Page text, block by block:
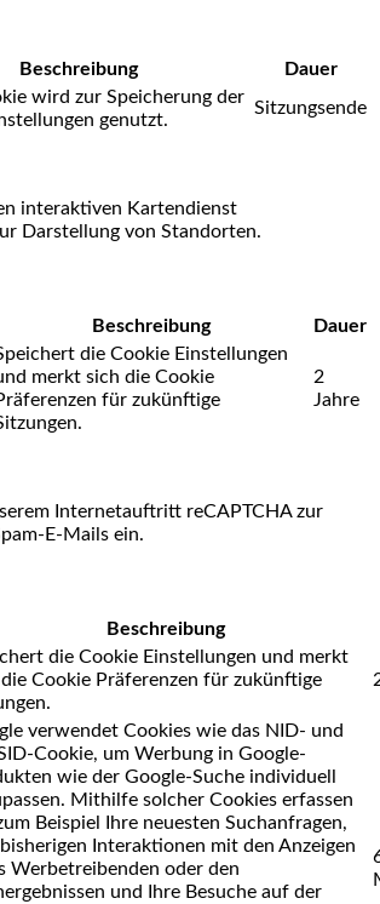
Beschreibung
Dauer
wird zur Speicherung der
genutzt.
Sitzungsende
interaktiven Kartendienst
Darstellung von Standorten.
Beschreibung
Dauer
die Cookie Einstellungen
merkt sich die Cookie
für zukünftige
2
Jahre
Internetauftritt reCAPTCHA zur
E-Mails ein.
Beschreibung
die Cookie Einstellungen und merkt
Cookie Präferenzen für zukünftige
verwendet Cookies wie das NID- und
Cookie, um Werbung in Google-
wie der Google-Suche individuell
Mithilfe solcher Cookies erfassen
Beispiel Ihre neuesten Suchanfragen,
bisherigen Interaktionen mit den Anzeigen
Werbetreibenden oder den
und Ihre Besuche auf der